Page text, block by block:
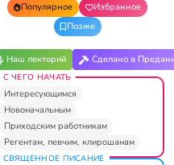
Популярное
Избранное
Позже
Наш лекторий Сделано в
С ЧЕГО НАЧАТЬ
Интересующимся
Новоначальным
Приходским работникам
Регентам, певчим, клирошанам
СВЯЩЕННОЕ ПИСАНИЕ